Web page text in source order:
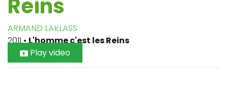
Reins
ARMAND LAKLASS
2011•L'homme c'est les Reins
Play video